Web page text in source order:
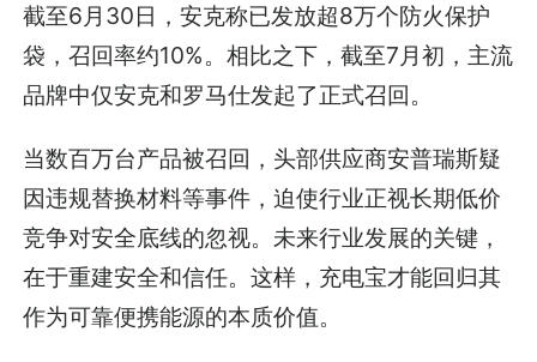
截至6月30日，安克称已发放超8万个防火保护
袋，召回率约10%。相比之下，截至7月初，主流
品牌中仅安克和罗马仕发起了正式召回。
当数百万台产品被召回，头部供应商安普瑞斯疑
因违规替换材料等事件，迫使行业正视长期低价
竞争对安全底线的忽视。未来行业发展的关键，
在于重建安全和信任。这样，充电宝才能回归其
作为可靠便携能源的本质价值。